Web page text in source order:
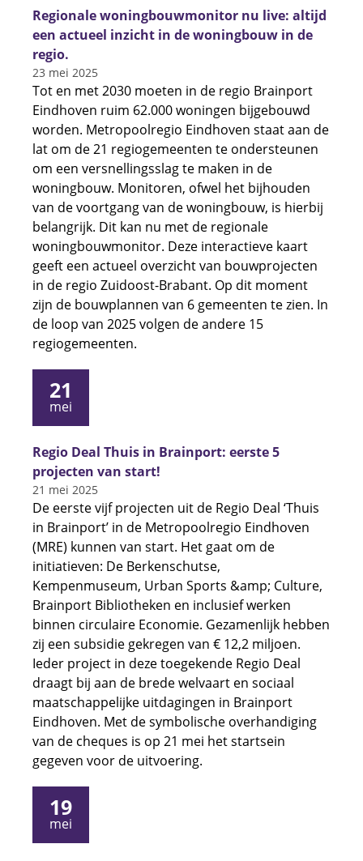
Regionale woningbouwmonitor nu live: altijd
een actueel inzicht in de woningbouw in de
regio.
23 mei 2025
Tot en met 2030 moeten in de regio Brainport
Eindhoven ruim 62.000 woningen bijgebouwd
worden. Metropoolregio Eindhoven staat aan de
lat om de 21 regiogemeenten te ondersteunen
om een versnellingsslag te maken in de
woningbouw. Monitoren, ofwel het bijhouden
van de voortgang van de woningbouw, is hierbij
belangrijk. Dit kan nu met de regionale
woningbouwmonitor. Deze interactieve kaart
geeft een actueel overzicht van bouwprojecten
in de regio Zuidoost-Brabant. Op dit moment
zijn de bouwplannen van 6 gemeenten te zien. In
de loop van 2025 volgen de andere 15
regiogemeenten.
21
mei
Regio Deal Thuis in Brainport: eerste 5
projecten van start!
21 mei 2025
De eerste vijf projecten uit de Regio Deal ‘Thuis
in Brainport’ in de Metropoolregio Eindhoven
(MRE) kunnen van start. Het gaat om de
initiatieven: De Berkenschutse,
Kempenmuseum, Urban Sports &amp; Culture,
Brainport Bibliotheken en inclusief werken
binnen circulaire Economie. Gezamenlijk hebben
zij een subsidie gekregen van € 12,2 miljoen.
Ieder project in deze toegekende Regio Deal
draagt bij aan de brede welvaart en sociaal
maatschappelijke uitdagingen in Brainport
Eindhoven. Met de symbolische overhandiging
van de cheques is op 21 mei het startsein
gegeven voor de uitvoering.
19
mei